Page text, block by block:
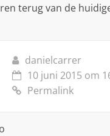
terug van de
danielcarrer
10 juni 2015 om
Permalink